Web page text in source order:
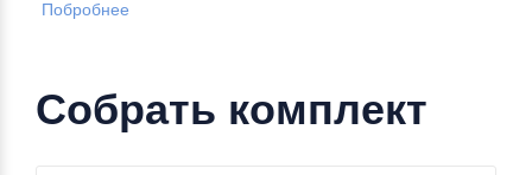
Побробнее
Собрать комплект